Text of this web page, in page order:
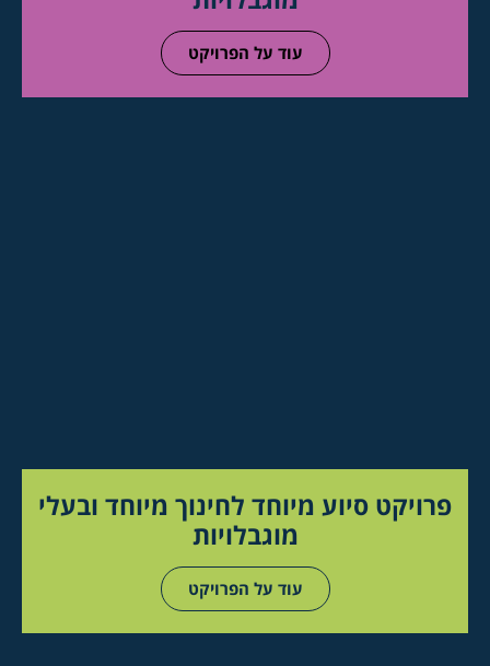
עוד על הפרויקט
פרויקט סיוע מיוחד לחינוך מיוחד ובעלי
מוגבלויות
עוד על הפרויקט